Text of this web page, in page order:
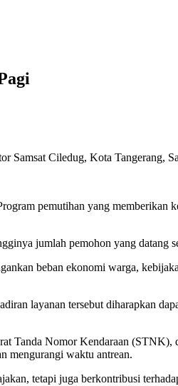
Samsat Ciledug, Kota Tangerang,
pemutihan yang memberikan
jumlah pemohon yang datang
beban ekonomi warga,
layanan tersebut diharapkan
Tanda Nomor Kendaraan
mengurangi waktu antrean.
tetapi juga berkontribusi